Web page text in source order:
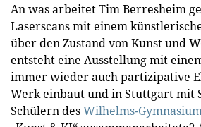
An was arbeitet Tim Berresheim
Laserscans mit einem
über den Zustand von Kunst und
entsteht eine Ausstellung mit
immer wieder auch partizipative
Werk einbaut und in Stuttgart mit
Schülern desWilhelms-